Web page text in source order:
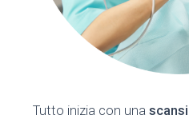
Tutto inizia con una